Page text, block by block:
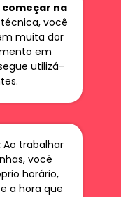
na
você
muita dor
em
utilizá-
Ao trabalhar
você
horário,
a hora que